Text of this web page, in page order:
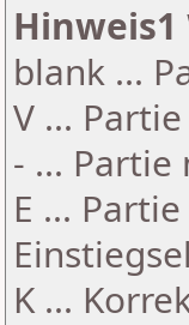
Hinweis1
blank ...
V ...
- ...
E ...
K ...